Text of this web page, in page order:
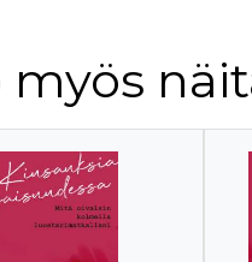
myös
alku